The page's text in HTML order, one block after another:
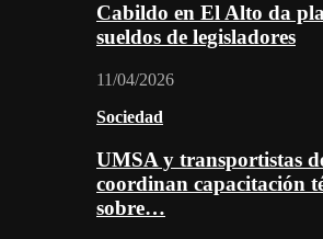
Cabildo en El Alto da
sueldos de legisladores
11/04/2026
Sociedad
UMSA y transportistas
coordinan capacitación
sobre…